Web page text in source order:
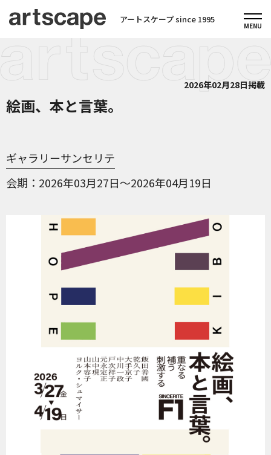
アートスケープ since 1995
2026年02月28日掲載
絵画、本と言葉。
ギャラリーサンセリテ
会期
2026年03月27日～2026年04月19日